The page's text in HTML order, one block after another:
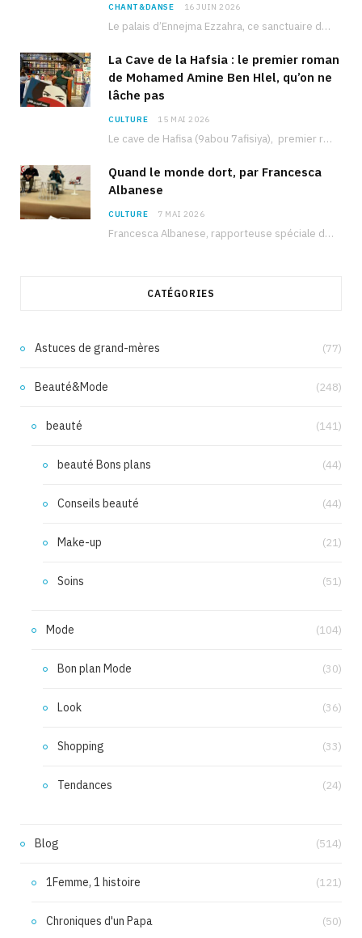
CHANT&DANSE 16 JUIN 2026
Le palais d’Ennejma Ezzahra, ce sanctuaire de la musique tunisienne et méditerranéenne construit par le…
La Cave de la Hafsia : le premier roman
de Mohamed Amine Ben Hlel, qu’on ne
lâche pas
CULTURE 15 MAI 2026
Le cave de Hafisa (9abou 7afisiya), premier roman du journaliste tunisien Mohamed Amine Ben Hlel,…
Quand le monde dort, par Francesca
Albanese
CULTURE 7 MAI 2026
Francesca Albanese, rapporteuse spéciale de l’ONU sur les territoires palestiniens occupés, était à Tunis pour…
CATÉGORIES
Astuces de grand-mères (77)
Beauté&Mode (248)
beauté (141)
beauté Bons plans (44)
Conseils beauté (44)
Make-up (21)
Soins (51)
Mode (104)
Bon plan Mode (30)
Look (36)
Shopping (33)
Tendances (24)
Blog (514)
1Femme, 1 histoire (121)
Chroniques d'un Papa (50)